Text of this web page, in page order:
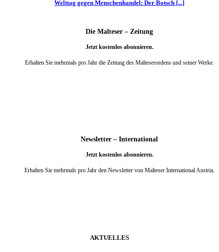
Welttag gegen Menschenhandel: Der Botsch [...]
Die Malteser – Zeitung
Jetzt kostenlos abonnieren.
Erhalten Sie mehrmals pro Jahr die Zeitung des Malteserordens und seiner Werke.
Newsletter – International
Jetzt kostenlos abonnieren.
Erhalten Sie mehrmals pro Jahr den Newsletter von Malteser International Austria.
AKTUELLES